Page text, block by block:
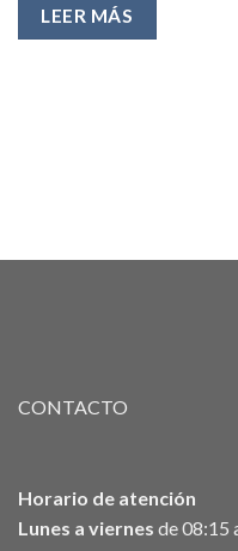
LEER MÁS
CONTACTO
Horario de atención
Lunes a viernes de 08:15